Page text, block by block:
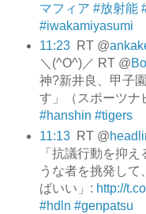
マフィア #放射能
#iwakamiyasumi
11:23
RT @
＼(^O^)／ RT @
神?新井良、甲子
す」（スポーツナ
#hanshin #tigers
11:13
RT @
「抗議行動を抑
うな者を挑発し
ばいい」: http://
#hdln #genpatsu